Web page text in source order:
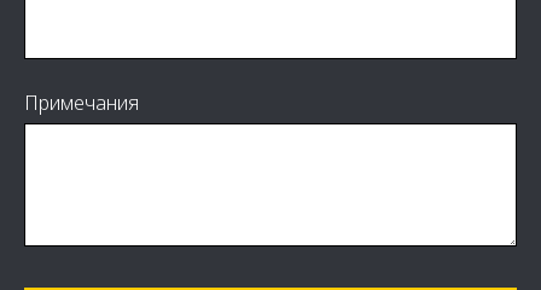
Примечания